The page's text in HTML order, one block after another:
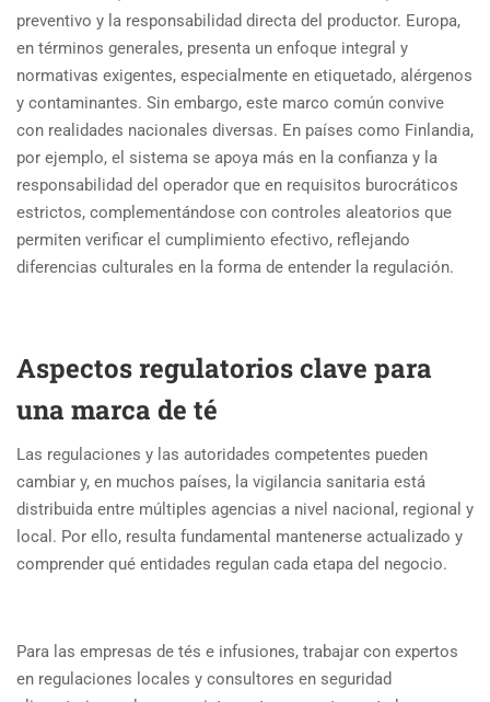
preventivo y la responsabilidad directa del productor. Europa,
en términos generales, presenta un enfoque integral y
normativas exigentes, especialmente en etiquetado, alérgenos
y contaminantes. Sin embargo, este marco común convive
con realidades nacionales diversas. En países como Finlandia,
por ejemplo, el sistema se apoya más en la confianza y la
responsabilidad del operador que en requisitos burocráticos
estrictos, complementándose con controles aleatorios que
permiten verificar el cumplimiento efectivo, reflejando
diferencias culturales en la forma de entender la regulación.
Aspectos regulatorios clave para
una marca de té
Las regulaciones y las autoridades competentes pueden
cambiar y, en muchos países, la vigilancia sanitaria está
distribuida entre múltiples agencias a nivel nacional, regional y
local. Por ello, resulta fundamental mantenerse actualizado y
comprender qué entidades regulan cada etapa del negocio.
Para las empresas de tés e infusiones, trabajar con expertos
en regulaciones locales y consultores en seguridad